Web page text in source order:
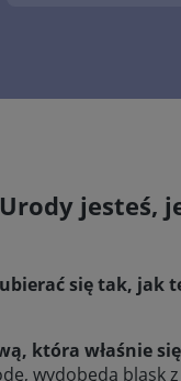
jesteś,
się tak, jak
która właśnie
wydobędą blask